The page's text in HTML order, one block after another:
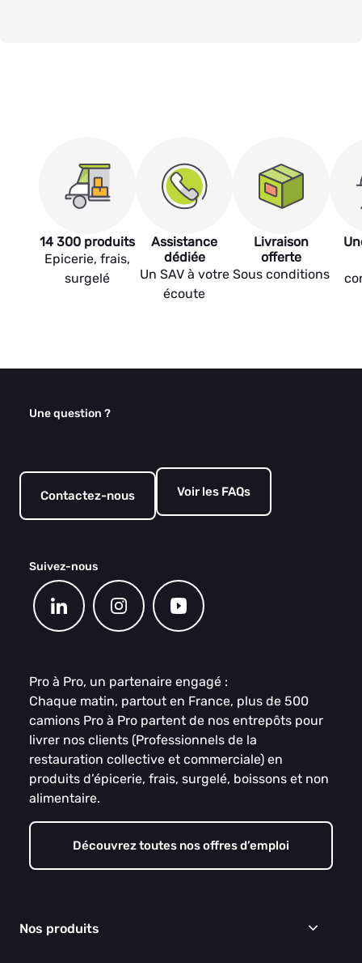
14 300 produits
Epicerie, frais,
surgelé
Assistance
dédiée
Un SAV à votre
écoute
Livraison
offerte
Sous conditions
Une question ?
Contactez-nous Voir les FAQs
Suivez-nous
Pro à Pro, un partenaire engagé :
Chaque matin, partout en France, plus de 500
camions Pro à Pro partent de nos entrepôts pour
livrer nos clients (Professionnels de la
restauration collective et commerciale) en
produits d’épicerie, frais, surgelé, boissons et non
alimentaire.
Découvrez toutes nos offres d’emploi
Nos produits